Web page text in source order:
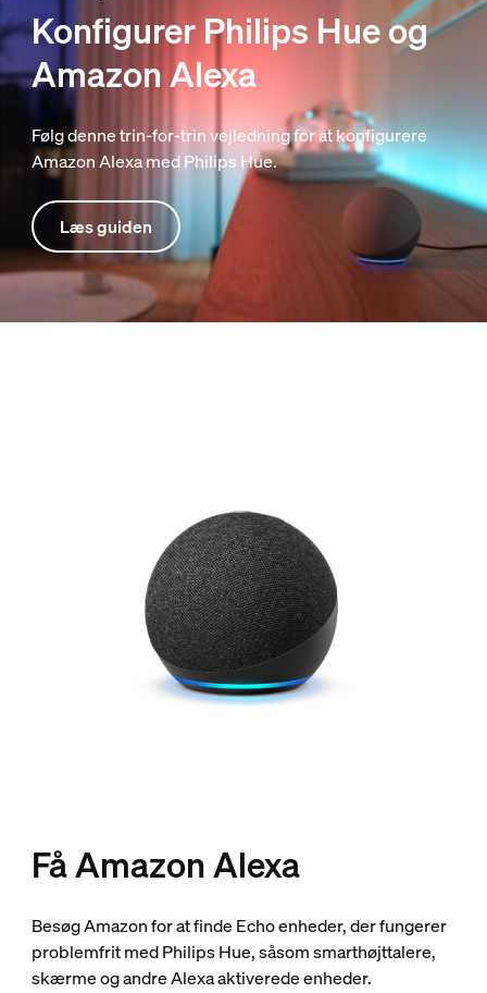
Konfigurer Philips Hue og
Amazon Alexa
Følg denne trin-for-trin vejledning for at konfigurere
Amazon Alexa med Philips Hue.
Læs guiden
Få Amazon Alexa
Besøg Amazon for at finde Echo enheder, der fungerer
problemfrit med Philips Hue, såsom smarthøjttalere,
skærme og andre Alexa aktiverede enheder.